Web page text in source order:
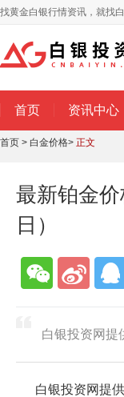
找黄金白银行情资讯，就找
首页 资讯中心
首页 > 白金价格> 正文
最新铂金
日）
白银投资网提
白银投资网提